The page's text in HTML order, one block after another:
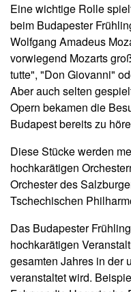
Eine wichtige Rolle
beim Budapester
Wolfgang Amadeus
vorwiegend Mozarts
tutte", "Don Giovanni"
Aber auch selten
Opern bekamen die
Budapest bereits zu
Diese Stücke werden
hochkarätigen
Orchester des
Tschechischen
Das Budapester
hochkarätigen
gesamten Jahres in der
veranstaltet wird.